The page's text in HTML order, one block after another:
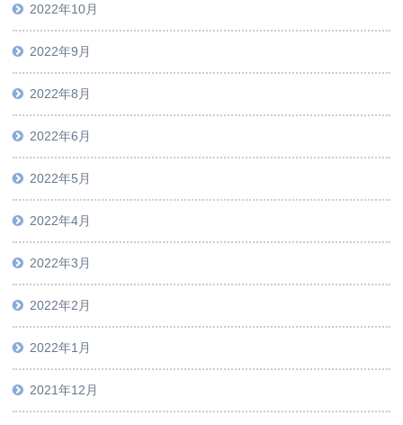
2022年10月
2022年9月
2022年8月
2022年6月
2022年5月
2022年4月
2022年3月
2022年2月
2022年1月
2021年12月